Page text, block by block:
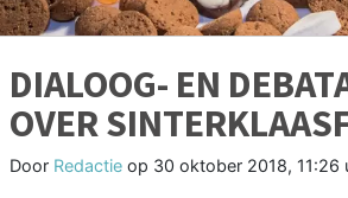
DIALOOG- EN
OVER
Door Redactie op 30 oktober 2018, 11:26